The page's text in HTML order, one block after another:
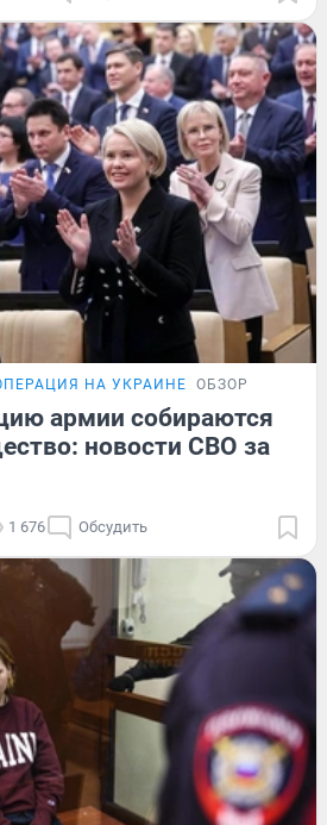
НА УКРАИНЕ ОБЗОР
армии собираются
новости СВО за
1 676 Обсудить